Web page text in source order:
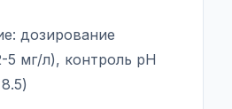
дозирование
5 мг/л), контроль pH